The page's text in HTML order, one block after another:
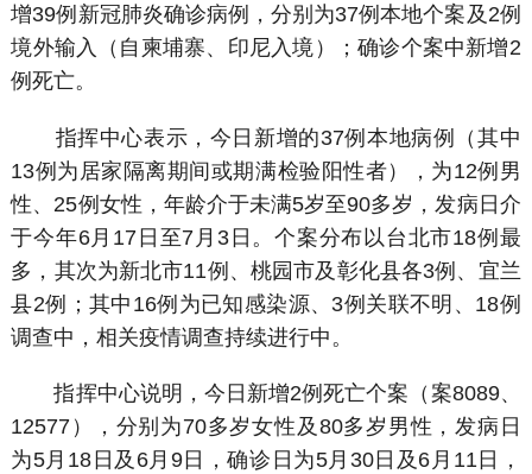
增39例新冠肺炎确诊病例，分别为37例本地个案及2例
境外输入（自柬埔寨、印尼入境）；确诊个案中新增2
例死亡。
指挥中心表示，今日新增的37例本地病例（其中
13例为居家隔离期间或期满检验阳性者），为12例男
性、25例女性，年龄介于未满5岁至90多岁，发病日介
于今年6月17日至7月3日。个案分布以台北市18例最
多，其次为新北市11例、桃园市及彰化县各3例、宜兰
县2例；其中16例为已知感染源、3例关联不明、18例
调查中，相关疫情调查持续进行中。
指挥中心说明，今日新增2例死亡个案（案8089、
12577），分别为70多岁女性及80多岁男性，发病日
为5月18日及6月9日，确诊日为5月30日及6月11日，